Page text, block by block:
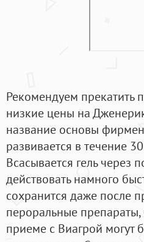
Рекомендуем прекатить
низкие цены на
название основы
развивается в течение
Всасывается гель через
действовать намного
сохранится даже после
пероральные
приеме с Виагрой могут